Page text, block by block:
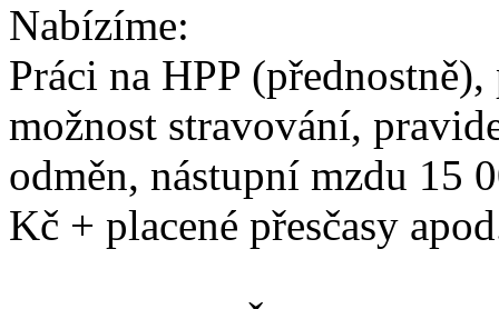
Nabízíme:
Práci na HPP
možnost stravování,
odměn, nástupní mzdu 15
Kč + placené přesčasy